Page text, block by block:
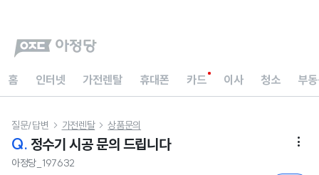
홈 인터넷 가전렌탈 휴대폰 카드 이사 청소 부
질문/답변  가전렌탈  상품문의
Q. 정수기 시공 문의 드립니다 
아정당_197632